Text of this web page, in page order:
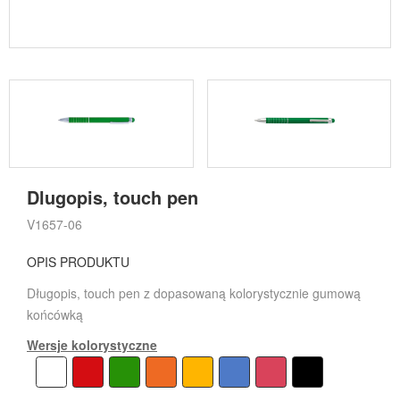
Dlugopis, touch pen
V1657-06
OPIS PRODUKTU
Długopis, touch pen z dopasowaną kolorystycznie gumową
końcówką
Wersje kolorystyczne